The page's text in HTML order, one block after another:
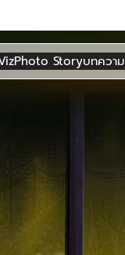
Photo Storyบทความ